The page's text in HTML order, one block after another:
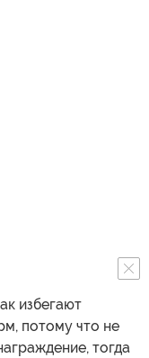
избегают
потому что не
тогда